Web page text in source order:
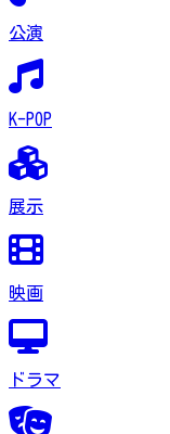
公演
K-POP
展示
映画
ドラマ